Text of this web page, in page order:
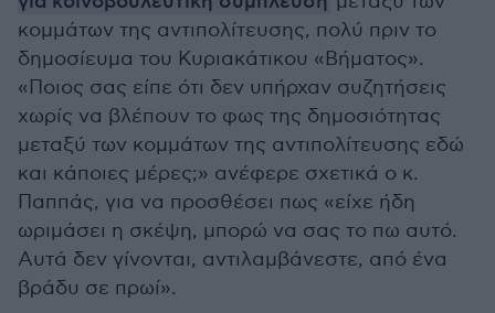
κομμάτων της αντιπολίτευσης, πολύ πριν το
δημοσίευμα του Κυριακάτικου «Βήματος».
«Ποιος σας είπε ότι δεν υπήρχαν συζητήσεις
χωρίς να βλέπουν το φως της δημοσιότητας
μεταξύ των κομμάτων της αντιπολίτευσης εδώ
και κάποιες μέρες;» ανέφερε σχετικά ο κ.
Παππάς, για να προσθέσει πως «είχε ήδη
ωριμάσει η σκέψη, μπορώ να σας το πω αυτό.
Αυτά δεν γίνονται, αντιλαμβάνεστε, από ένα
βράδυ σε πρωί».